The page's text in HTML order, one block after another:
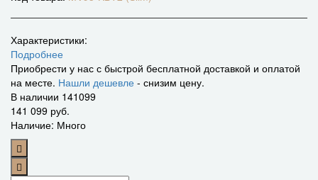
Характеристики:
Подробнее
Приобрести у нас с быстрой бесплатной доставкой и оплатой
на месте. Нашли дешевле - снизим цену.
В наличии 141099
141 099 руб.
Наличие: Много